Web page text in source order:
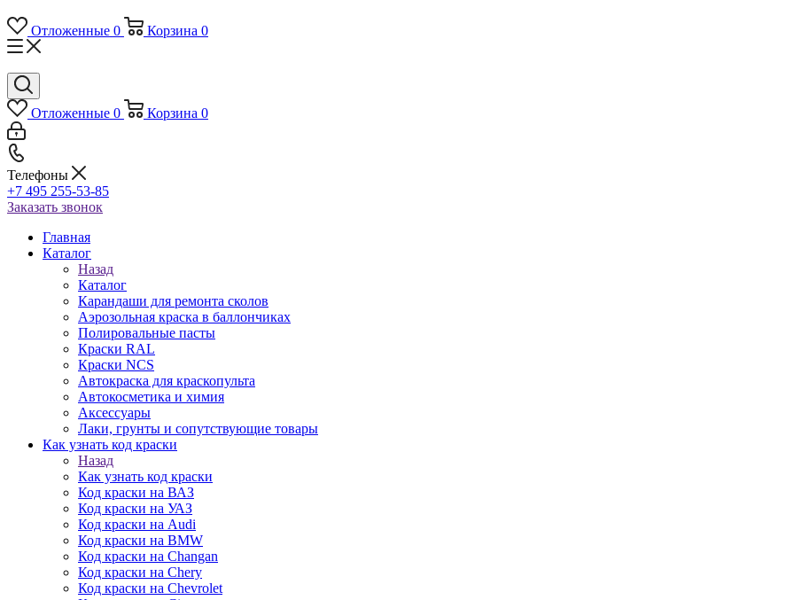
Отложенные 0 Корзина 0
Отложенные 0 Корзина 0
Телефоны
+7 495 255-53-85
Заказать звонок
Главная
Каталог
Назад
Каталог
Карандаши для ремонта сколов
Аэрозольная краска в баллончиках
Полировальные пасты
Краски RAL
Краски NCS
Автокраска для краскопульта
Автокосметика и химия
Аксессуары
Лаки, грунты и сопутствующие товары
Как узнать код краски
Назад
Как узнать код краски
Код краски на ВАЗ
Код краски на УАЗ
Код краски на Audi
Код краски на BMW
Код краски на Changan
Код краски на Chery
Код краски на Chevrolet